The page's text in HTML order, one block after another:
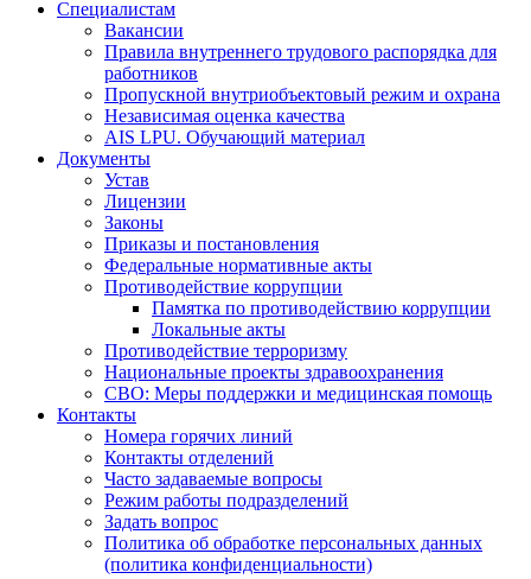
Специалистам
Вакансии
Правила внутреннего трудового распорядка для
работников
Пропускной внутриобъектовый режим и охрана
Независимая оценка качества
AIS LPU. Обучающий материал
Документы
Устав
Лицензии
Законы
Приказы и постановления
Федеральные нормативные акты
Противодействие коррупции
Памятка по противодействию коррупции
Локальные акты
Противодействие терроризму
Национальные проекты здравоохранения
СВО: Меры поддержки и медицинская помощь
Контакты
Номера горячих линий
Контакты отделений
Часто задаваемые вопросы
Режим работы подразделений
Задать вопрос
Политика об обработке персональных данных
(политика конфиденциальности)